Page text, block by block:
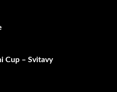
Cup – Svitavy